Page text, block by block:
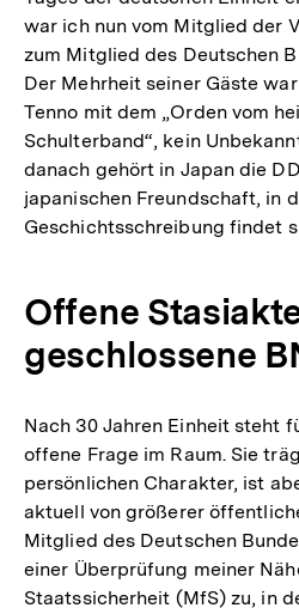
war ich nun vom Mitglied der
zum Mitglied des Deutschen
Der Mehrheit seiner Gäste
Tenno mit dem „Orden vom
Schulterband“, kein
danach gehört in Japan die
japanischen Freundschaft, in
Geschichtsschreibung findet
Offene
geschlossene
Nach 30 Jahren Einheit steht
offene Frage im Raum. Sie
persönlichen Charakter, ist
aktuell von größerer
Mitglied des Deutschen
einer Überprüfung meiner
Staatssicherheit (MfS) zu, in